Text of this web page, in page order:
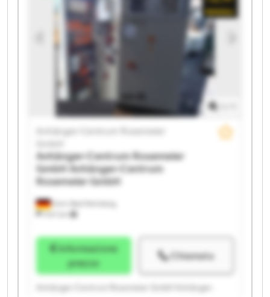
Anhänger-Centrum Rosemeier GmbH Anhänger-
Centrum Rosemeier GmbH Anhänger-Centrum
Rosemeier GmbH Anhänger-Centrum Rosemeier
GmbH Anhänger-Centrum Rosemeier GmbH
Anhänger-Centrum Rosemeier GmbH Anhänger-
Centrum Rosemeier GmbH Anhänger-Centrum
Rosemeier GmbH Anhänger-Centrum Rosemeier
GmbH Anhänger-Centrum Rosemeier GmbH
Horn-Bad Meinberg
1.147 km
Anhänger-Centrum Rosemeier
Anhänger-Centrum Rosemeier
GmbH Anhänger-Centrum
Rosemeier GmbH
Informazione
prezzo
Chiamata
Anhänger-Centrum Rosemeier GmbH Anhänger-